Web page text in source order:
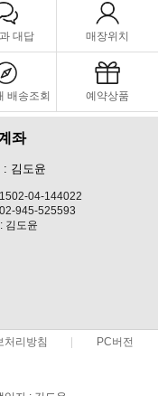
대답 매장위치
배송조회 예약상품
좌
: 김도윤
04-144022
945-525593
김도윤
처리방침 PC버전